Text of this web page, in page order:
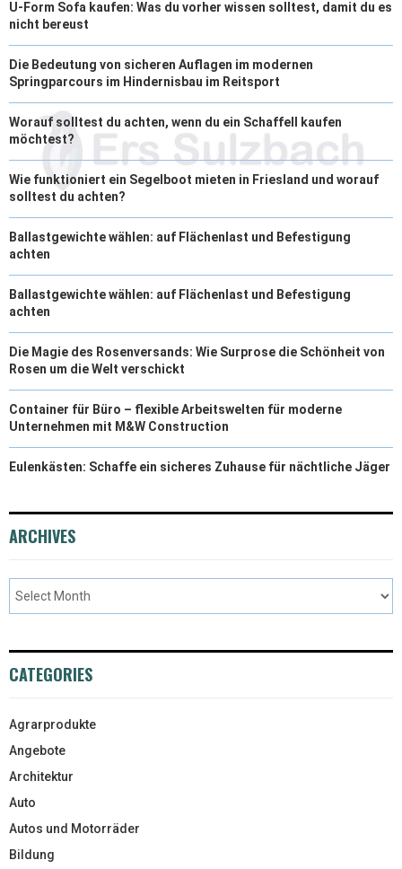
U-Form Sofa kaufen: Was du vorher wissen solltest, damit du es
nicht bereust
Die Bedeutung von sicheren Auflagen im modernen
Springparcours im Hindernisbau im Reitsport
Worauf solltest du achten, wenn du ein Schaffell kaufen
möchtest?
Wie funktioniert ein Segelboot mieten in Friesland und worauf
solltest du achten?
Ballastgewichte wählen: auf Flächenlast und Befestigung
achten
Ballastgewichte wählen: auf Flächenlast und Befestigung
achten
Die Magie des Rosenversands: Wie Surprose die Schönheit von
Rosen um die Welt verschickt
Container für Büro – flexible Arbeitswelten für moderne
Unternehmen mit M&W Construction
Eulenkästen: Schaffe ein sicheres Zuhause für nächtliche Jäger
ARCHIVES
CATEGORIES
Agrarprodukte
Angebote
Architektur
Auto
Autos und Motorräder
Bildung